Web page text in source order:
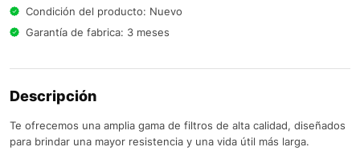
Condición del producto: Nuevo
Garantía de fabrica: 3 meses
Descripción
Te ofrecemos una amplia gama de filtros de alta calidad, diseñados
para brindar una mayor resistencia y una vida útil más larga.